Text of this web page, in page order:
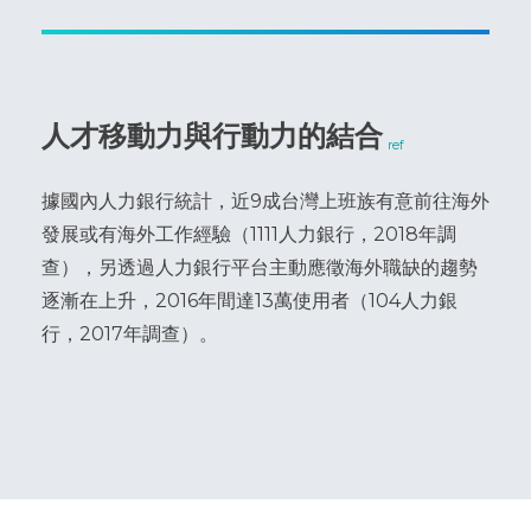
人才移動力與行動力的結合 ref
據國內人力銀行統計，近9成台灣上班族有意前往海外
發展或有海外工作經驗（1111人力銀行，2018年調
查），另透過人力銀行平台主動應徵海外職缺的趨勢
逐漸在上升，2016年間達13萬使用者（104人力銀
行，2017年調查）。